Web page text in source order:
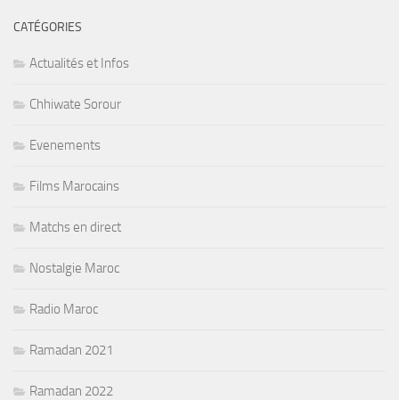
CATÉGORIES
Actualités et Infos
Chhiwate Sorour
Evenements
Films Marocains
Matchs en direct
Nostalgie Maroc
Radio Maroc
Ramadan 2021
Ramadan 2022